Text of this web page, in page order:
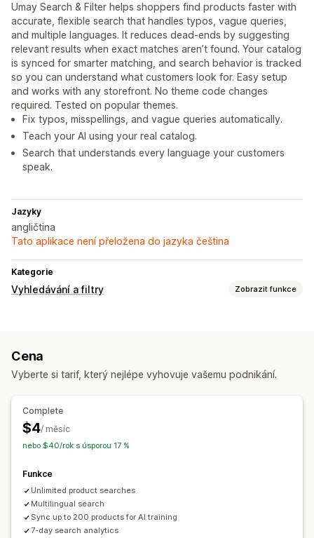
Umay Search & Filter helps shoppers find products faster with
accurate, flexible search that handles typos, vague queries,
and multiple languages. It reduces dead-ends by suggesting
relevant results when exact matches aren’t found. Your catalog
is synced for smarter matching, and search behavior is tracked
so you can understand what customers look for. Easy setup
and works with any storefront. No theme code changes
required. Tested on popular themes.
Fix typos, misspellings, and vague queries automatically.
Teach your AI using your real catalog.
Search that understands every language your customers
speak.
Jazyky
angličtina
Tato aplikace není přeložena do jazyka čeština
Kategorie
Vyhledávání a filtry Zobrazit funkce
Vyhledávání pomocí AI
Návrhy vyhledávání Více filtrů
Přizpůsobení zobrazení
Responzivní design pro mobilní zařízení
Vyhledávací dotazy
Cena
Vyberte si tarif, který nejlépe vyhovuje vašemu podnikání.
Complete
$4/ měsíc
nebo $40/rok s úsporou 17 %
Funkce
Unlimited product searches
Multilingual search
Sync up to 200 products for AI training
7-day search analytics